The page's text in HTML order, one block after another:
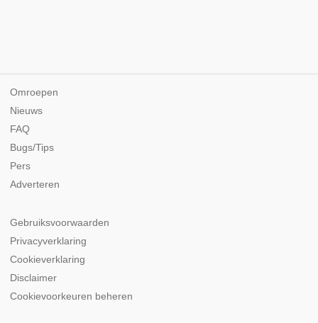
Omroepen
Nieuws
FAQ
Bugs/Tips
Pers
Adverteren
Gebruiksvoorwaarden
Privacyverklaring
Cookieverklaring
Disclaimer
Cookievoorkeuren beheren